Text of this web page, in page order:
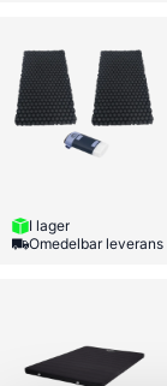
I lager
Omedelbar leverans